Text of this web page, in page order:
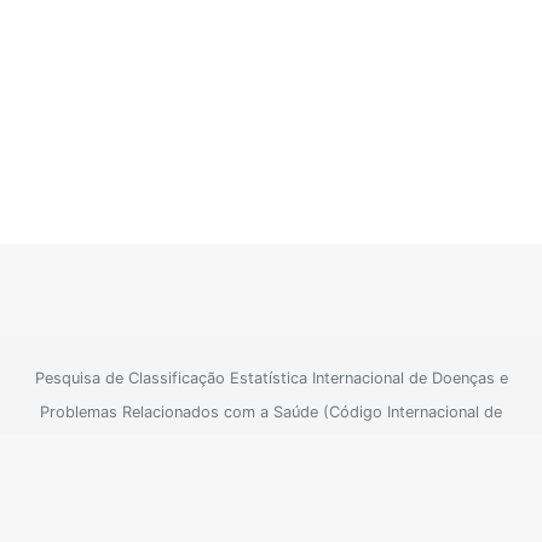
Pesquisa de Classificação Estatística Internacional de Doenças e
Problemas Relacionados com a Saúde (Código Internacional de